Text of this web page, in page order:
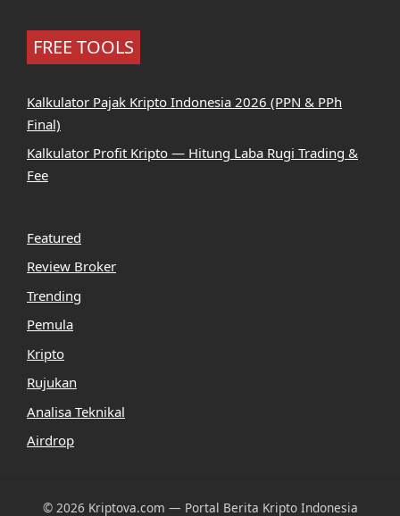
FREE TOOLS
Kalkulator Pajak Kripto Indonesia 2026 (PPN & PPh
Final)
Kalkulator Profit Kripto — Hitung Laba Rugi Trading &
Fee
Featured
Review Broker
Trending
Pemula
Kripto
Rujukan
Analisa Teknikal
Airdrop
© 2026 Kriptova.com — Portal Berita Kripto Indonesia